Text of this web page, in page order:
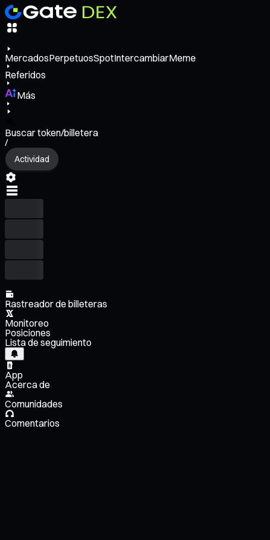
MercadosPerpetuosSpotIntercambiarMeme
Referidos
Más
Buscar token/billetera
/
Actividad
Rastreador de billeteras
Monitoreo
Posiciones
Lista de seguimiento
App
Acerca de
Comunidades
Comentarios